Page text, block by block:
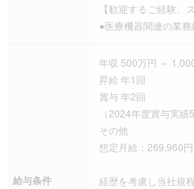
【歓迎するご経験、
●医療機器関連の業務
給与条件
年収 500万円 ～
昇給 年1回
賞与 年2回
（2024年度賞与実績
その他
想定月給：269,960
経歴を考慮し当社規